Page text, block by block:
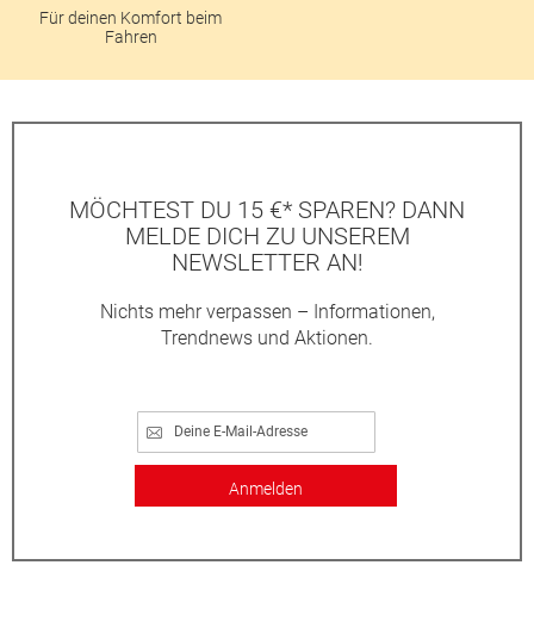
Für deinen Komfort beim
Fahren
MÖCHTEST DU 15 €* SPAREN? DANN
MELDE DICH ZU UNSEREM
NEWSLETTER AN!
Nichts mehr verpassen – Informationen,
Trendnews und Aktionen.
Anmelden